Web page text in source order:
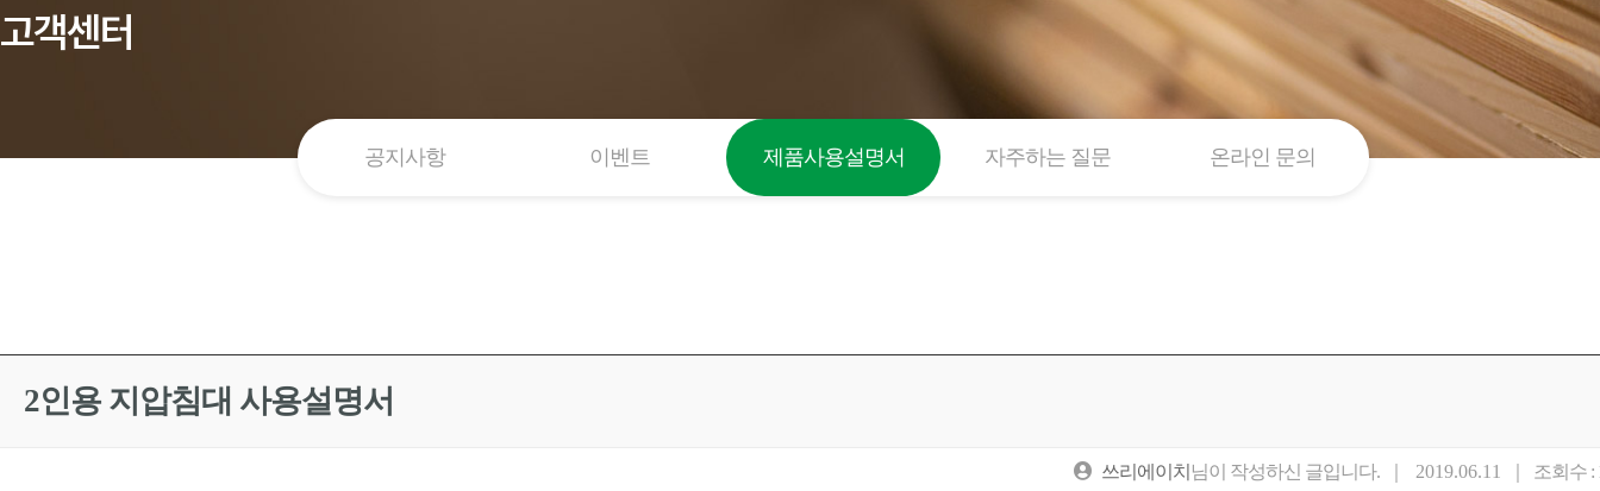
고객센터
공지사항 이벤트 제품사용설명서 자주하는 질문 온라인 문의
2인용 지압침대 사용설명서
쓰리에이치 님이 작성하신 글입니다. ｜ 2019.06.11 ｜ 조회수 :